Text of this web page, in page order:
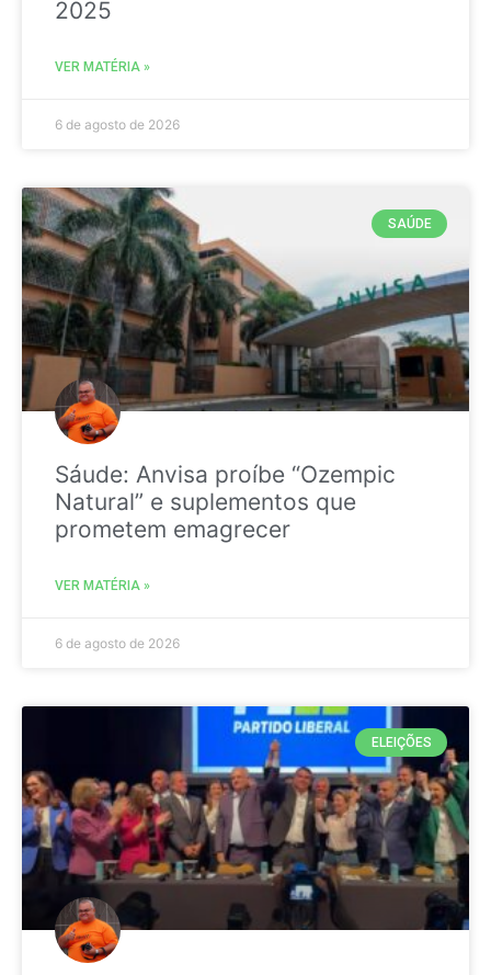
2025
VER MATÉRIA »
6 de agosto de 2026
SAÚDE
Sáude: Anvisa proíbe “Ozempic
Natural” e suplementos que
prometem emagrecer
VER MATÉRIA »
6 de agosto de 2026
ELEIÇÕES